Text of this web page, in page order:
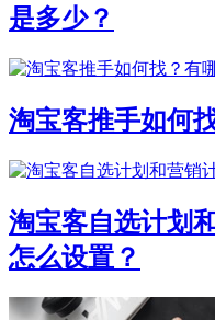
是多少？
淘宝客推手如何
淘宝客自选计划
怎么设置？